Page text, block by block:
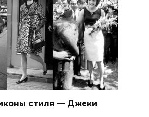
стиля — Джеки